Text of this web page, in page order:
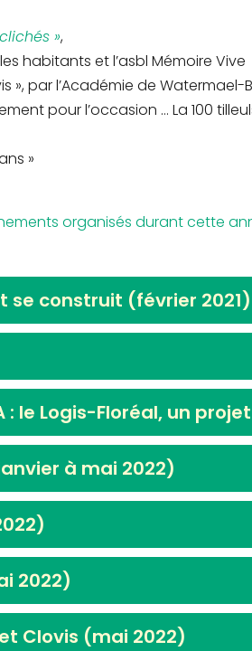
»,
habitants et l’asbl Mémoire Vive
», par l’Académie de Watermael-
pour l’occasion … La 100
»
organisés durant cette
se construit (février 2021)
: le Logis-Floréal, un
à mai 2022)
2022)
Clovis (mai 2022)